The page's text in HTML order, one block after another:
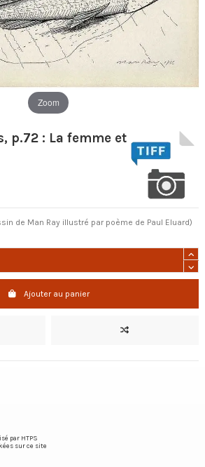
Zoom
p.72 : La femme et
de Man Ray illustré par poème de Paul Eluard)
Ajouter au panier
par HTPS
sur ce site